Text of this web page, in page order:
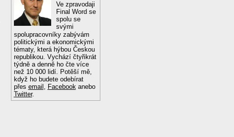
Ve zpravodaji
Final Word se
spolu se
svými
spolupracovníky zabývám
politickými a ekonomickými
tématy, která hýbou Českou
republikou. Vychází čtyřikrát
týdně a denně ho čte více
než 10 000 lidí. Potěší mě,
když ho budete odebírat
přes email , Facebookanebo
Twitter.